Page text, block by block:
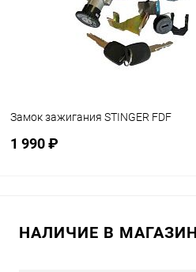
В избранное В
Замок зажигания STINGER FDF
1 990 ₽
НАЛИЧИЕ В